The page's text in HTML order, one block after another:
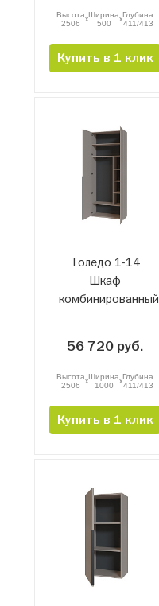
Высота
2506
xШирина
500
xГлубина
411/413
Купить в 1 клик
Толедо 1-14
Шкаф
комбинированный
56 720 руб.
Высота
2506
xШирина
1000
xГлубина
411/413
Купить в 1 клик